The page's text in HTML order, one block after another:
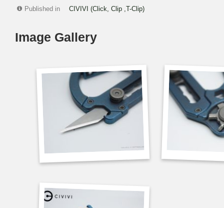
Published in CIVIVI (Click, Clip ,T-Clip)
Image Gallery